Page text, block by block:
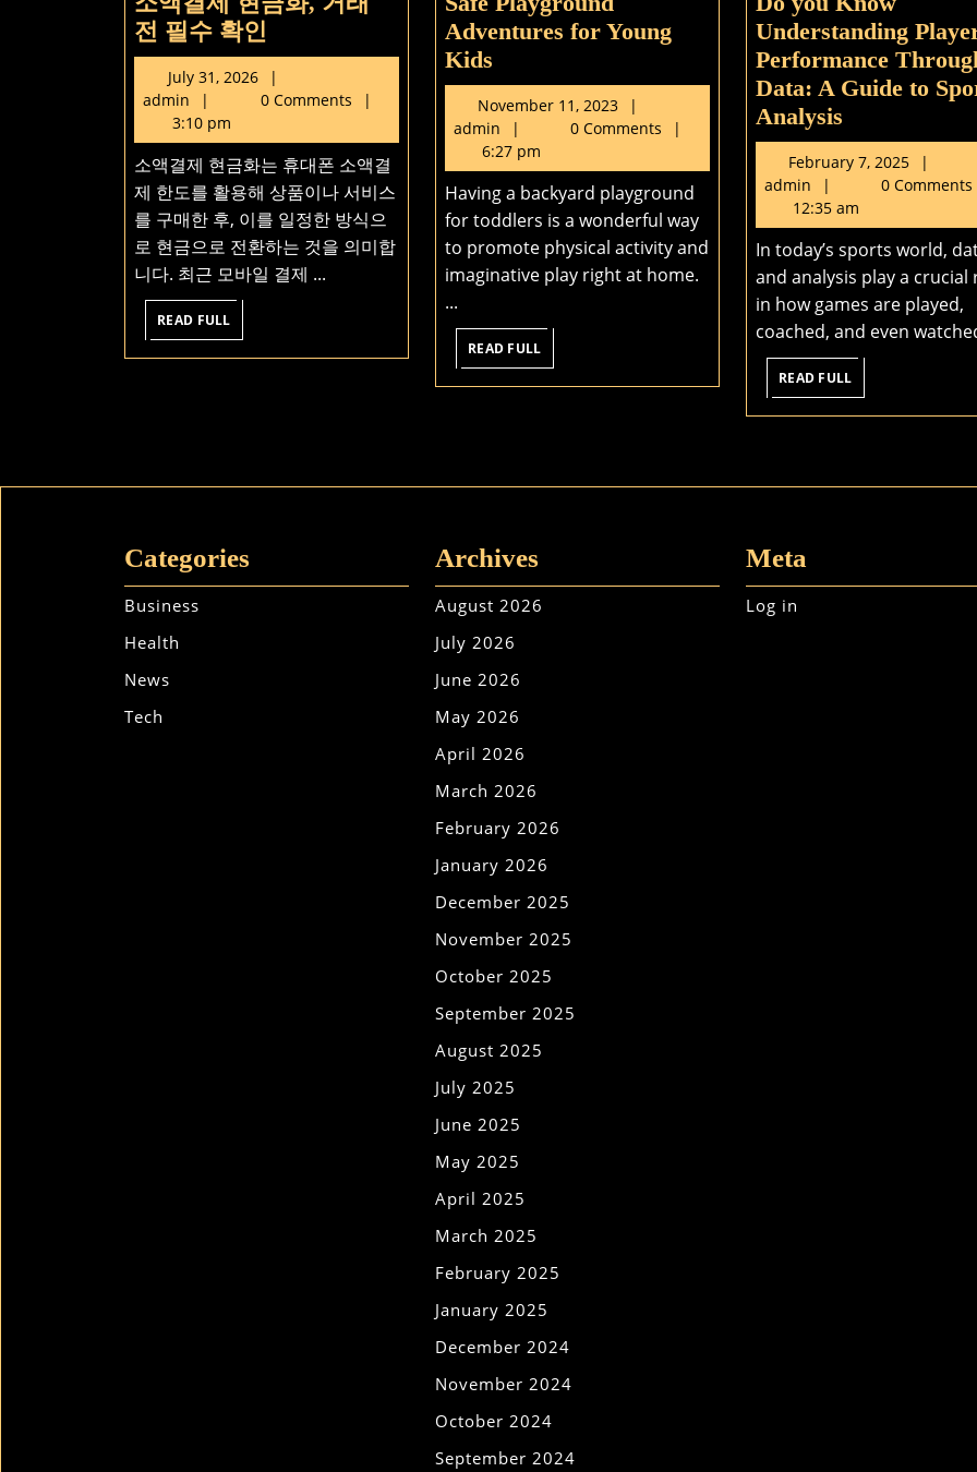
전 필수 확인
액
결
제
현
금
화,
거
래
전
July 31, 2026
31,
admin admin0 Comments
3:10 pm
소액결제 현금화는 휴대폰 소액결
제 한도를 활용해 상품이나 서비스
를 구매한 후, 이를 일정한 방식으
로 현금으로 전환하는 것을 의미합
니다. 최근 모바일 결제 ...
READ FULL
Adventures for Young
KidsSafe
Playground
Adventures
for
Young
Kids
November 11, 2023
11,
admin admin0 Comments
6:27 pm
Having a backyard playground
for toddlers is a wonderful way
to promote physical activity and
imaginative play right at home.
...
READ FULL
Understanding
Performance
Data: A Guide to
AnalysisDo
you
Know
Player
Performance
Through
Data:
A
Guide
to
February 7, 2025
7,
admin admin0 Comments
12:35 am
In today’s sports world,
and analysis play a crucial
in how games are played,
coached, and even
READ FULL
Categories
Business
Health
News
Tech
Archives
August 2026
July 2026
June 2026
May 2026
April 2026
March 2026
February 2026
January 2026
December 2025
November 2025
October 2025
September 2025
August 2025
July 2025
June 2025
May 2025
April 2025
March 2025
February 2025
January 2025
December 2024
November 2024
October 2024
September 2024
Meta
Log in